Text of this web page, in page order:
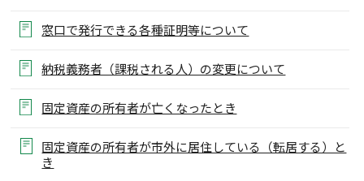
窓口で発行できる各種証明等について
納税義務者（課税される人）の変更について
固定資産の所有者が亡くなったとき
固定資産の所有者が市外に居住している（転居する）と
き